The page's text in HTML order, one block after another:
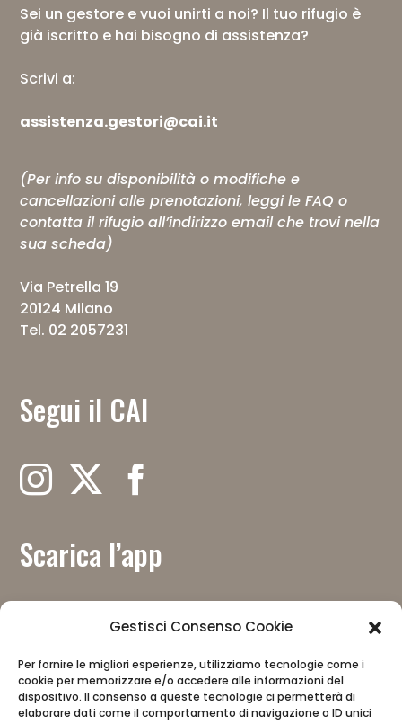
Gestisci Consenso Cookie
Per fornire le migliori esperienze, utilizziamo tecnologie come i
cookie per memorizzare e/o accedere alle informazioni del
dispositivo. Il consenso a queste tecnologie ci permetterà di
elaborare dati come il comportamento di navigazione o ID unici
Sei un gestore e vuoi unirti a noi? Il tuo rifugio è
già iscritto e hai bisogno di assistenza?
Scrivi a:
assistenza.gestori@cai.it
(Per info su disponibilità o modifiche e
cancellazioni alle prenotazioni, leggi leFAQ o
contatta il rifugio all’indirizzo email che trovi nella
sua scheda)
Via Petrella 19
20124 Milano
Tel. 02 2057231
Segui il CAI
Scarica l’app
Con il contributo del